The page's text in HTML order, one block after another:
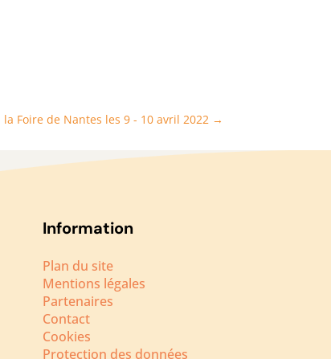
Foire de Nantes les 9 - 10 avril 2022→
Information
Plan du site
Mentions légales
Partenaires
Contact
Cookies
Protection des données